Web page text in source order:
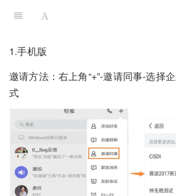
1.手机版
邀请方法：右上角“+”-邀请同事-选择
式